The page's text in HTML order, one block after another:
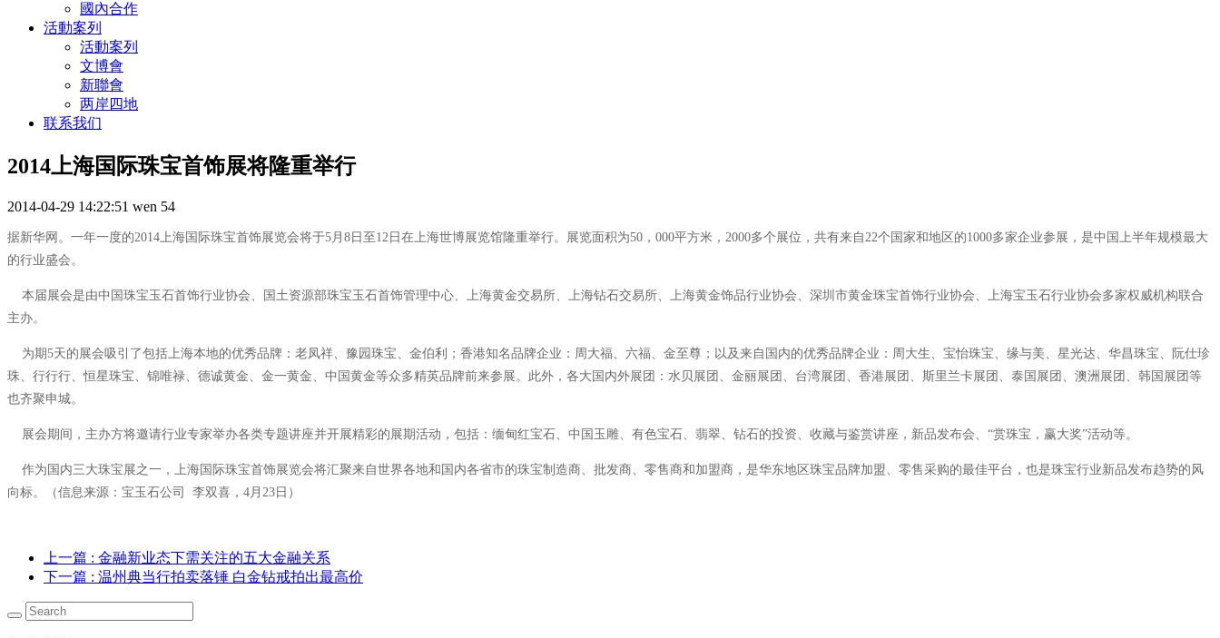
國內合作
活動案列
活動案列
文博會
新聯會
两岸四地
联系我们
2014上海国际珠宝首饰展将隆重举行
2014-04-29 14:22:51 wen 54
据新华网。一年一度的2014 上海国际珠宝首饰展览会将于5 月 8 日至 12 日在上海世博展览馆隆重举行。展览面积为50 ， 000平方米， 2000多个展位，共有来自 22个国家和地区的1000多家企业参展，是中国上半年规模最大
的行业盛会。
本届展会是由中国珠宝玉石首饰行业协会、国土资源部珠宝玉石首饰管理中心、上海黄金交易所、上海钻石交易所、上海黄金饰品行业协会、深圳市黄金珠宝首饰行业协会、上海宝玉石行业协会多家权威机构联合
主办。
为期5天的展会吸引了包括上海本地的优秀品牌：老凤祥、豫园珠宝、金伯利；香港知名品牌企业：周大福、六福、金至尊；以及来自国内的优秀品牌企业：周大生、宝怡珠宝、缘与美、星光达、华昌珠宝、阮仕珍
珠、行行行、恒星珠宝、锦唯禄、德诚黄金、金一黄金、中国黄金等众多精英品牌前来参展。此外，各大国内外展团：水贝展团、金丽展团、台湾展团、香港展团、斯里兰卡展团、泰国展团、澳洲展团、韩国展团等
也齐聚申城。
展会期间，主办方将邀请行业专家举办各类专题讲座并开展精彩的展期活动，包括：缅甸红宝石、中国玉雕、有色宝石、翡翠、钻石的投资、收藏与鉴赏讲座，新品发布会、“赏珠宝，赢大奖”活动等。
作为国内三大珠宝展之一，上海国际珠宝首饰展览会将汇聚来自世界各地和国内各省市的珠宝制造商、批发商、零售商和加盟商，是华东地区珠宝品牌加盟、零售采购的最佳平台，也是珠宝行业新品发布趋势的风
向标。（信息来源：宝玉石公司
李双喜， 4 月 23 日）
上一篇 : 金融新业态下需关注的五大金融关系
下一篇 : 温州典当行拍卖落锤 白金钻戒拍出最高价